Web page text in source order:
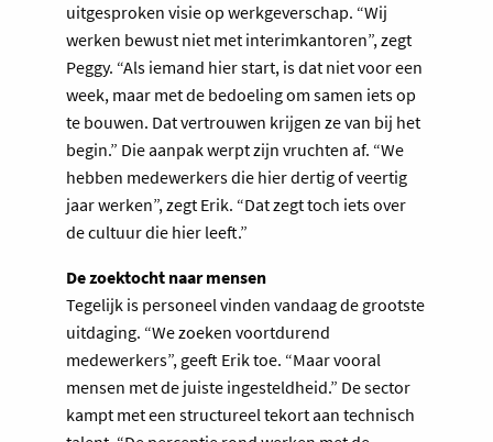
uitgesproken visie op werkgeverschap. “Wij
werken bewust niet met interimkantoren”, zegt
Peggy. “Als iemand hier start, is dat niet voor een
week, maar met de bedoeling om samen iets op
te bouwen. Dat vertrouwen krijgen ze van bij het
begin.” Die aanpak werpt zijn vruchten af. “We
hebben medewerkers die hier dertig of veertig
jaar werken”, zegt Erik. “Dat zegt toch iets over
de cultuur die hier leeft.”
De zoektocht naar mensen
Tegelijk is personeel vinden vandaag de grootste
uitdaging. “We zoeken voortdurend
medewerkers”, geeft Erik toe. “Maar vooral
mensen met de juiste ingesteldheid.” De sector
kampt met een structureel tekort aan technisch